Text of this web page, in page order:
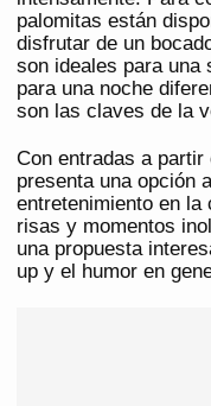
palomitas están
disfrutar de un
son ideales para una
para una noche
son las claves de la
Con entradas a partir
presenta una opción
entretenimiento en la
risas y momentos
una propuesta
up y el humor en